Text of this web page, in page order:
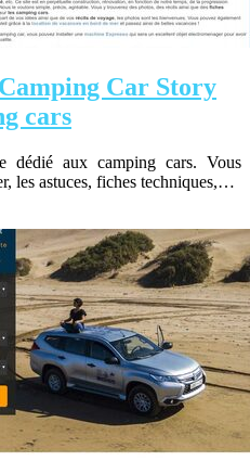
Car Story
cars
dédié aux camping cars. Vous
les astuces, fiches techniques,…